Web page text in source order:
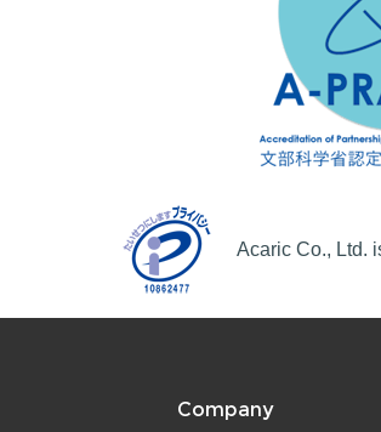
Acaric Co., Ltd.
Company